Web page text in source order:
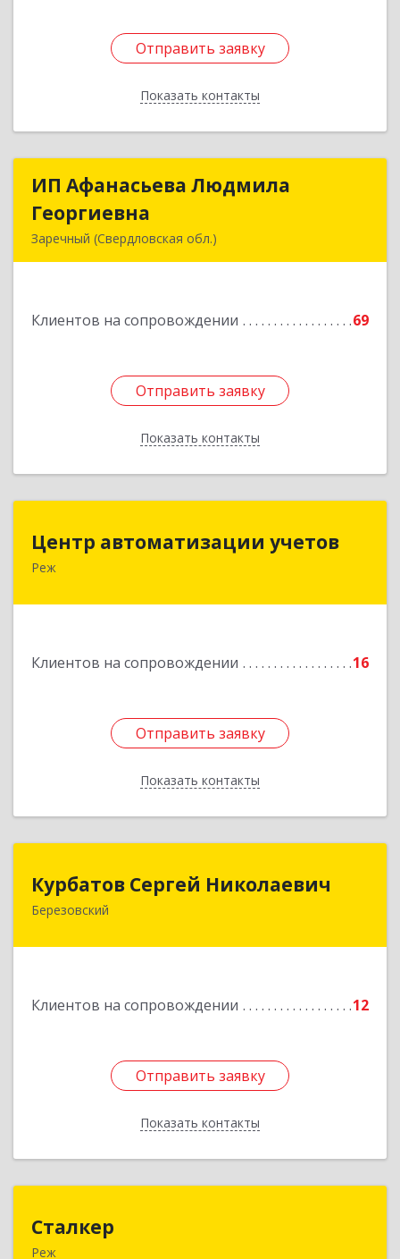
Отправить заявку
Показать контакты
Отправить заявку
Назад
ИП Афанасьева Людмила
Георгиевна
Заречный (Свердловская обл.)
Клиентов на сопровождении 69
Отправить заявку
Показать контакты
ИП Афанасьева Людмила
Подробнее
Отправить заявку
Назад
Центр автоматизации учетов
Реж
Клиентов на сопровождении 16
Отправить заявку
Показать контакты
623750, Свердловская обл, Режевской р-н, Реж
Отправить заявку
Назад
Курбатов Сергей Николаевич
Березовский
Клиентов на сопровождении 12
Отправить заявку
Показать контакты
Курбатов Сергей Николаевич
Отправить заявку
Назад
Сталкер
Реж